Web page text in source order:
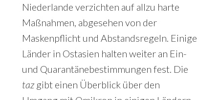
Niederlande verzichten auf allzu harte
Maßnahmen, abgesehen von der
Maskenpflicht und Abstandsregeln. Einige
Länder in Ostasien halten weiter an Ein-
und Quarantänebestimmungen fest. Die
tazgibt einen Überblick über den